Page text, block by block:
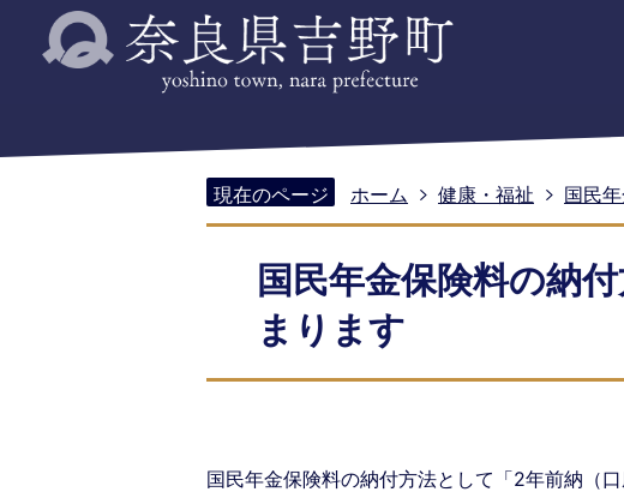
現在のページ ホーム 健康・福祉 国民
国民年金保険料の納
まります
国民年金保険料の納付方法として「2年前納（